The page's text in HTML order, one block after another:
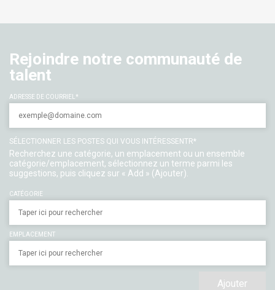
Rejoindre notre communauté de
talent
ADRESSE DE COURRIEL
SÉLECTIONNER LES POSTES QUI VOUS INTÉRESSENTR
Recherchez une catégorie, un emplacement ou un ensemble
catégorie/emplacement, sélectionnez un terme parmi les
suggestions, puis cliquez sur « Add » (Ajouter).
CATÉGORIE
EMPLACEMENT
Ajouter